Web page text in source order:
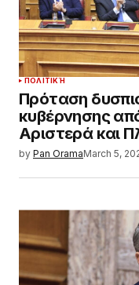
ΠΟΛΙΤΙΚΉ
Πρόταση
κυβέρνησης
Αριστερά και
by Pan OramaMarch 5,